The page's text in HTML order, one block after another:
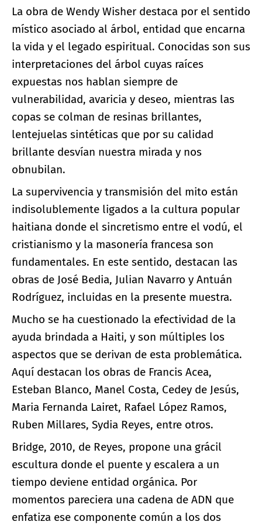
La obra de Wendy Wisher destaca por el sentido
místico asociado al árbol, entidad que encarna
la vida y el legado espiritual. Conocidas son sus
interpretaciones del árbol cuyas raíces
expuestas nos hablan siempre de
vulnerabilidad, avaricia y deseo, mientras las
copas se colman de resinas brillantes,
lentejuelas sintéticas que por su calidad
brillante desvían nuestra mirada y nos
obnubilan.
La supervivencia y transmisión del mito están
indisolublemente ligados a la cultura popular
haitiana donde el sincretismo entre el vodú, el
cristianismo y la masonería francesa son
fundamentales. En este sentido, destacan las
obras de José Bedia, Julian Navarro y Antuán
Rodríguez, incluidas en la presente muestra.
Mucho se ha cuestionado la efectividad de la
ayuda brindada a Haiti, y son múltiples los
aspectos que se derivan de esta problemática.
Aquí destacan los obras de Francis Acea,
Esteban Blanco, Manel Costa, Cedey de Jesús,
Maria Fernanda Lairet, Rafael López Ramos,
Ruben Millares, Sydia Reyes, entre otros.
Bridge, 2010, de Reyes, propone una grácil
escultura donde el puente y escalera a un
tiempo deviene entidad orgánica. Por
momentos pareciera una cadena de ADN que
enfatiza ese componente común a los dos